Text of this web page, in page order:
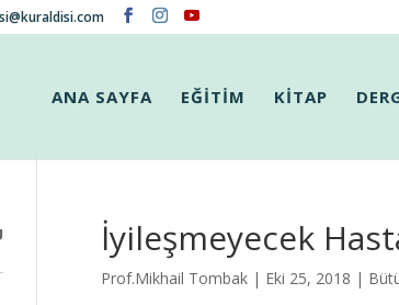
ANA SAYFA EĞİTİM KİTAP
İyileşmeyecek
Prof.Mikhail Tombak| Eki 25, 2018 |